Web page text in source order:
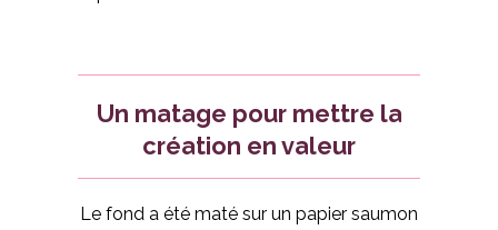
Un matage pour mettre la
création en valeur
Le fond a été maté sur un papier saumon